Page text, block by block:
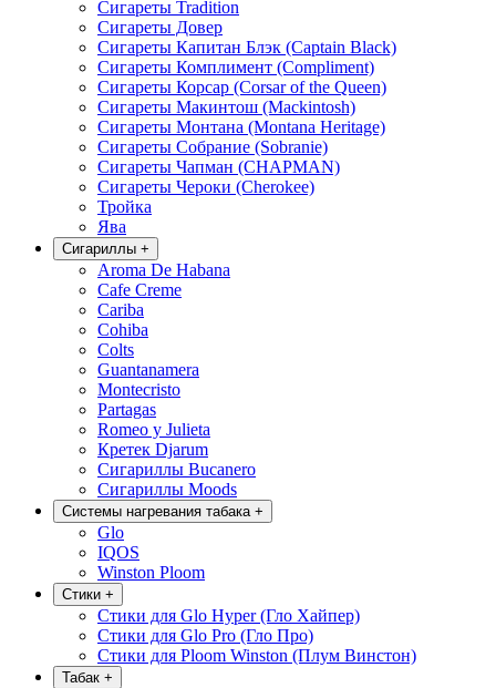
Сигареты Tradition
Сигареты Довер
Сигареты Капитан Блэк (Captain Black)
Сигареты Комплимент (Compliment)
Сигареты Корсар (Corsar of the Queen)
Сигареты Макинтош (Mackintosh)
Сигареты Монтана (Montana Heritage)
Сигареты Собрание (Sobranie)
Сигареты Чапман (CHAPMAN)
Сигареты Чероки (Cherokee)
Тройка
Ява
Сигариллы +
Aroma De Habana
Cafe Creme
Cariba
Cohiba
Colts
Guantanamera
Montecristo
Partagas
Romeo y Julieta
Кретек Djarum
Сигариллы Bucanero
Сигариллы Moods
Системы нагревания табака +
Glo
IQOS
Winston Ploom
Стики +
Стики для Glo Hyper (Гло Хайпер)
Стики для Glo Pro (Гло Про)
Стики для Ploom Winston (Плум Винстон)
Табак +